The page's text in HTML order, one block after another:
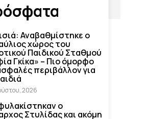
Αναβαθμίστηκε ο
χώρος του
Παιδικού Σταθμού
Γκίκα» – Πιο όμορφο
περιβάλλον για
2026
ο
Στυλίδας και ακόμη